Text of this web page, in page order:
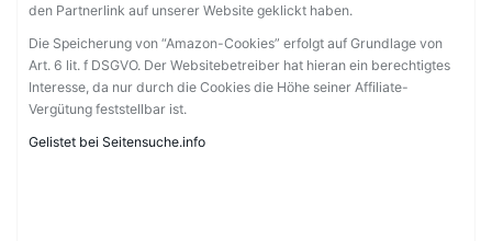
den Partnerlink auf unserer Website geklickt haben.
Die Speicherung von “Amazon-Cookies” erfolgt auf Grundlage von
Art. 6 lit. f DSGVO. Der Websitebetreiber hat hieran ein berechtigtes
Interesse, da nur durch die Cookies die Höhe seiner Affiliate-
Vergütung feststellbar ist.
Gelistet bei Seitensuche.info